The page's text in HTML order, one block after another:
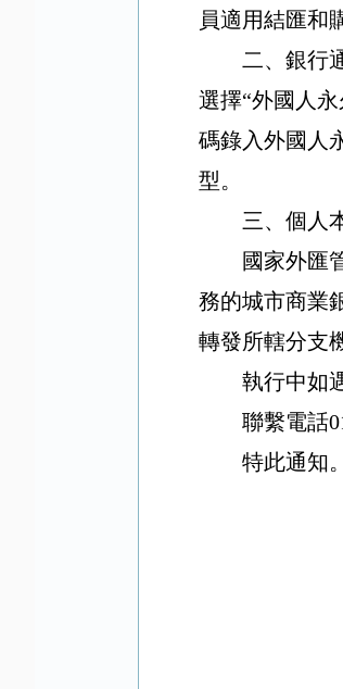
員適用結匯和
二、銀行
選擇“外國人
碼錄入外國人
型。
三、個人
國家外匯
務的城市商業
轉發所轄分支
執行中如
聯繫電話
特此通知。